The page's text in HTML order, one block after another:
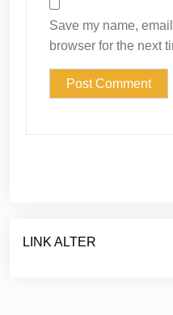
Save my name,
browser for the next
LINK ALTER